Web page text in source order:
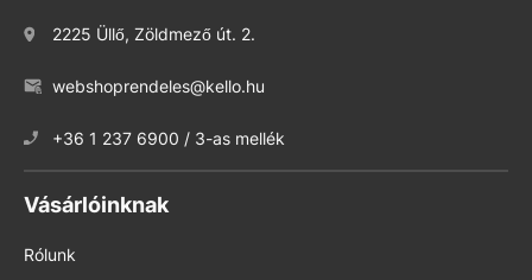
2225 Üllő, Zöldmező út. 2.
webshoprendeles@kello.hu
+36 1 237 6900 / 3-as mellék
Vásárlóinknak
Rólunk